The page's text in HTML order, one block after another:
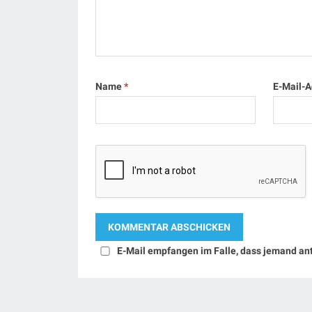
Name* E-Mail-
E-Mail empfangen im Falle, dass jemand